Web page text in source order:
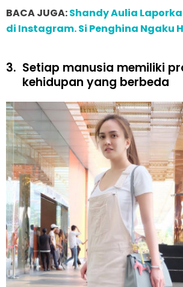
BACA JUGA:Shandy Aulia
di Instagram. Si Penghina Ngaku
3. Setiap manusia memiliki
kehidupan yang berbeda